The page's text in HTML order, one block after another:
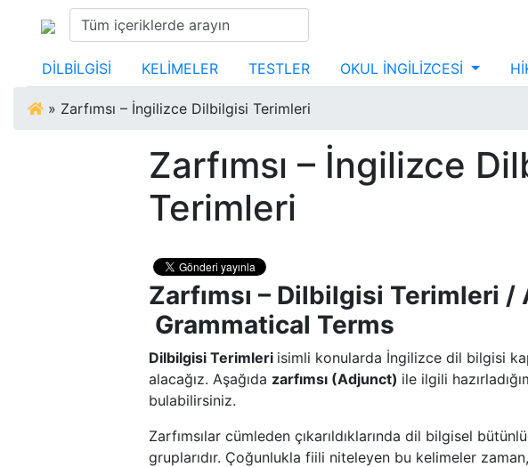
DİLBİLGİSİ KELİMELER TESTLER OKUL İNGİLİZCESİ
» Zarfımsı – İngilizce Dilbilgisi Terimleri
Zarfımsı – İngilizce
Terimleri
Zarfımsı – Dilbilgisi Terimleri /
Grammatical Terms
Dilbilgisi Terimleri isimli konularda İngilizce dil bilgisi
alacağız. Aşağıda zarfımsı (Adjunct) ile ilgili
bulabilirsiniz.
Zarfımsılar cümleden çıkarıldıklarında dil bilgisel
gruplarıdır. Çoğunlukla fiili niteleyen bu kelimeler